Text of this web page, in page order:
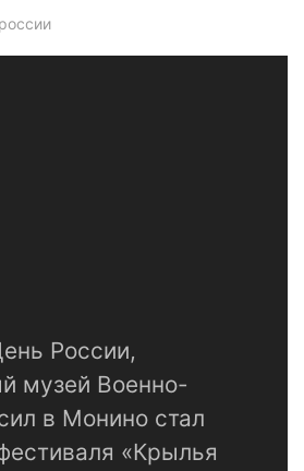
России,
музей Военно-
в Монино стал
«Крылья